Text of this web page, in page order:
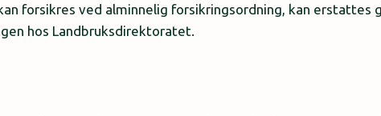
forsikres ved alminnelig forsikringsordning, kan erstattes
hos Landbruksdirektoratet.